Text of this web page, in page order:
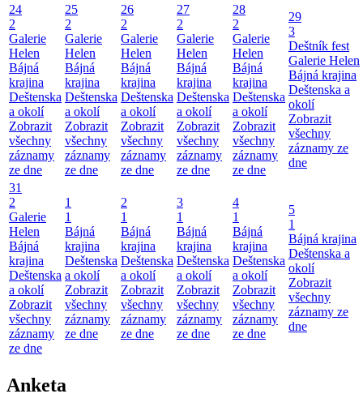
24
2
Galerie
Helen
Bájná
krajina
Deštenska
a okolí
Zobrazit
všechny
záznamy
ze dne
25
2
Galerie
Helen
Bájná
krajina
Deštenska
a okolí
Zobrazit
všechny
záznamy
ze dne
26
2
Galerie
Helen
Bájná
krajina
Deštenska
a okolí
Zobrazit
všechny
záznamy
ze dne
27
2
Galerie
Helen
Bájná
krajina
Deštenska
a okolí
Zobrazit
všechny
záznamy
ze dne
28
2
Galerie
Helen
Bájná
krajina
Deštenska
a okolí
Zobrazit
všechny
záznamy
ze dne
29
3
Deštník fest
Galerie Helen
Bájná krajina
Deštenska a
okolí
Zobrazit
všechny
záznamy ze
dne
31
2
Galerie
Helen
Bájná
krajina
Deštenska
a okolí
Zobrazit
všechny
záznamy
ze dne
1
1
Bájná
krajina
Deštenska
a okolí
Zobrazit
všechny
záznamy
ze dne
2
1
Bájná
krajina
Deštenska
a okolí
Zobrazit
všechny
záznamy
ze dne
3
1
Bájná
krajina
Deštenska
a okolí
Zobrazit
všechny
záznamy
ze dne
4
1
Bájná
krajina
Deštenska
a okolí
Zobrazit
všechny
záznamy
ze dne
5
1
Bájná krajina
Deštenska a
okolí
Zobrazit
všechny
záznamy ze
dne
Anketa